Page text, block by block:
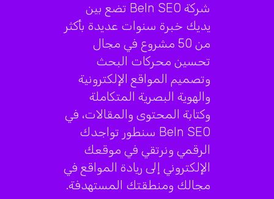
شركة BeIn SEO تضع بين
يديك خبرة سنوات عديدة بأكثر
من 50 مشروع في مجال
تحسين محركات البحث
وتصميم المواقع الإلكترونية
والهوية البصرية المتكاملة
وكتابة المحتوى والمقالات، في
BeIn SEO سنطور تواجدك
الرقمي ونرتقي في موقعك
الإلكتروني إلى ريادة المواقع في
مجالك ومنطقتك المستهدفة.